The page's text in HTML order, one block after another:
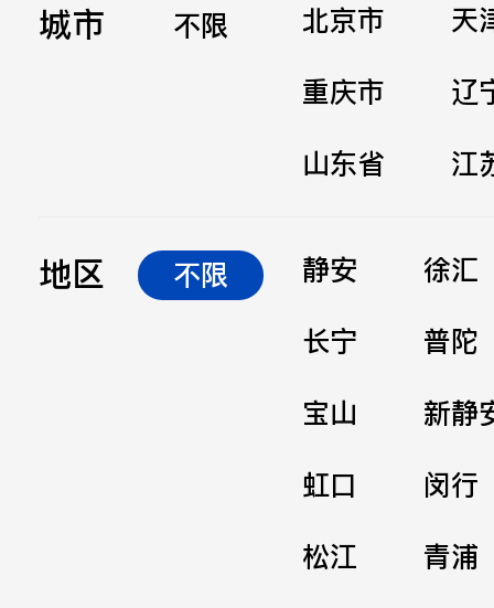
城市 不限 北京市
天
重庆市
辽
山东省
江
地区 不限 静安
徐汇
长宁
普陀
宝山
新静
虹口
闵行
松江
青浦